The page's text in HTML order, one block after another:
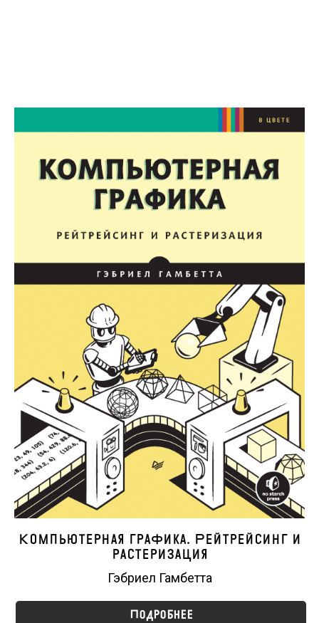
Компьютерная графика. Рейтрейсинг и
растеризация
Гэбриел Гамбетта
Подробнее